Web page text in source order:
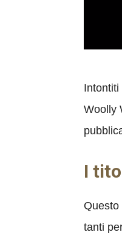
Woolly
I
Questo
tanti